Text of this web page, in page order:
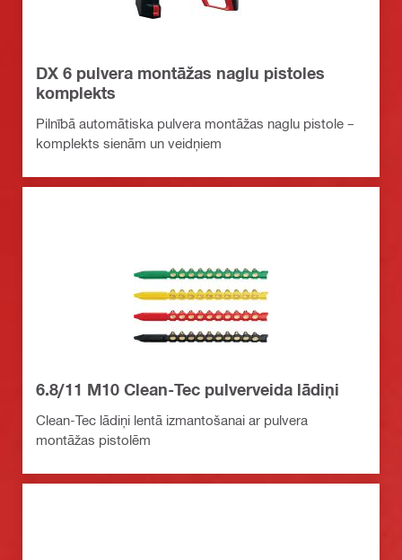
DX 6 pulvera montāžas naglu pistoles
komplekts
Pilnībā automātiska pulvera montāžas naglu pistole –
komplekts sienām un veidņiem
6.8/11 M10 Clean-Tec pulverveida lādiņi
Clean-Tec lādiņi lentā izmantošanai ar pulvera
montāžas pistolēm